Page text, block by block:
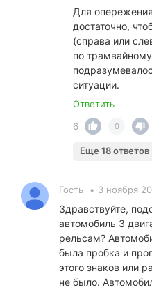
Для
достаточно,
(справа или
по
ситуации.
Ответить
6
0
Еще 18 ответов
Гость • 3 ноября
Здравствуйте,
автомобиль 3
рельсам?
была пробка и
этого знаков или
не было.